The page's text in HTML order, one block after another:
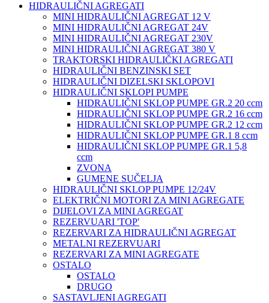
HIDRAULIČNI AGREGATI
MINI HIDRAULIČNI AGREGAT 12 V
MINI HIDRAULIČNI AGREGAT 24V
MINI HIDRAULIČNI AGREGAT 230V
MINI HIDRAULIČNI AGREGAT 380 V
TRAKTORSKI HIDRAULIČKI AGREGATI
HIDRAULIČNI BENZINSKI SET
HIDRAULIČNI DIZELSKI SKLOPOVI
HIDRAULIČNI SKLOPI PUMPE
HIDRAULIČNI SKLOP PUMPE GR.2 20 ccm
HIDRAULIČNI SKLOP PUMPE GR.2 16 ccm
HIDRAULIČNI SKLOP PUMPE GR.2 12 ccm
HIDRAULIČNI SKLOP PUMPE GR.1 8 ccm
HIDRAULIČNI SKLOP PUMPE GR.1 5,8
ccm
ZVONA
GUMENE SUČELJA
HIDRAULIČNI SKLOP PUMPE 12/24V
ELEKTRIČNI MOTORI ZA MINI AGREGATE
DIJELOVI ZA MINI AGREGAT
REZERVUARI 'TOP'
REZERVARI ZA HIDRAULIČNI AGREGAT
METALNI REZERVUARI
REZERVARI ZA MINI AGREGATE
OSTALO
OSTALO
DRUGO
SASTAVLJENI AGREGATI